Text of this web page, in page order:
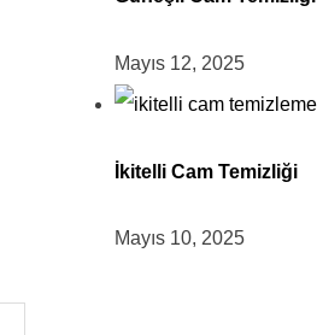
Mayıs 12, 2025
İkitelli Cam Temizliği
Mayıs 10, 2025